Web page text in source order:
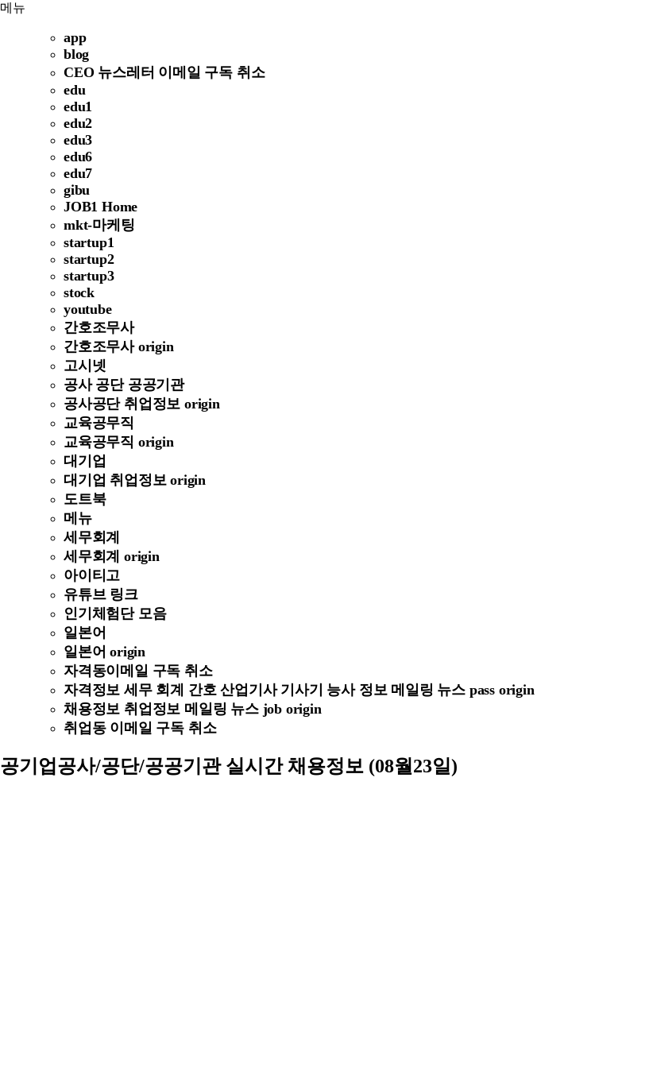
메뉴
app
blog
CEO 뉴스레터 이메일 구독 취소
edu
edu1
edu2
edu3
edu6
edu7
gibu
JOB1 Home
mkt-마케팅
startup1
startup2
startup3
stock
youtube
간호조무사
간호조무사 origin
고시넷
공사 공단 공공기관
공사공단 취업정보 origin
교육공무직
교육공무직 origin
대기업
대기업 취업정보 origin
도트북
메뉴
세무회계
세무회계 origin
아이티고
유튜브 링크
인기체험단 모음
일본어
일본어 origin
자격동이메일 구독 취소
자격정보 세무 회계 간호 산업기사 기사기 능사 정보 메일링 뉴스 pass origin
채용정보 취업정보 메일링 뉴스 job origin
취업동 이메일 구독 취소
공기업공사/공단/공공기관 실시간 채용정보 (08월23일)